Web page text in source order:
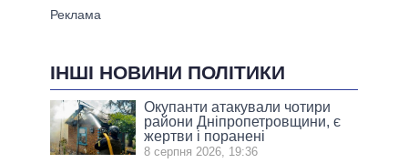
ІНШІ НОВИНИ ПОЛІТИКИ
Окупанти атакували чотири
райони Дніпропетровщини, є
жертви і поранені
8 серпня 2026, 19:36